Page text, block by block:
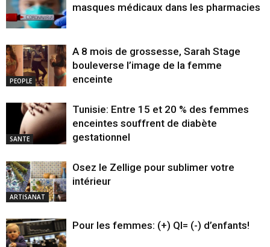
masques médicaux dans les pharmacies
PEOPLE
A 8 mois de grossesse, Sarah Stage
bouleverse l’image de la femme
enceinte
SANTE
Tunisie: Entre 15 et 20 % des femmes
enceintes souffrent de diabète
gestationnel
ARTISANAT
Osez le Zellige pour sublimer votre
intérieur
Pour les femmes: (+) QI= (-) d’enfants!